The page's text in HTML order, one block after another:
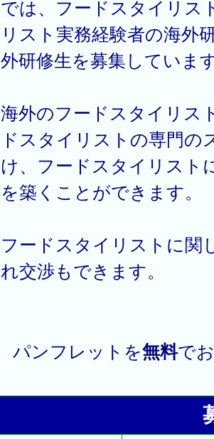
では、フードスタイリス
リスト実務経験者の海外
外研修生を募集していま
海外のフードスタイリス
ドスタイリストの専門の
け、フードスタイリスト
を築くことができます。
フードスタイリストに関
れ交渉もできます。
パンフレットを無料で